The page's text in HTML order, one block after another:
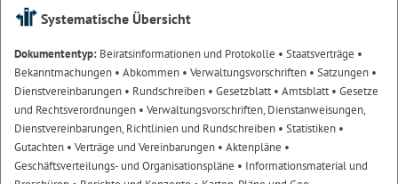
Systematische Übersicht
Dokumententyp: Beiratsinformationen und Protokolle • Staatsverträge •
Bekanntmachungen • Abkommen • Verwaltungsvorschriften • Satzungen •
Dienstvereinbarungen • Rundschreiben • Gesetzblatt• Amtsblatt• Gesetze
und Rechtsverordnungen • Verwaltungsvorschriften, Dienstanweisungen,
Dienstvereinbarungen, Richtlinien und Rundschreiben • Statistiken •
Gutachten • Verträge und Vereinbarungen • Aktenpläne •
Geschäftsverteilungs- und Organisationspläne • Informationsmaterial und